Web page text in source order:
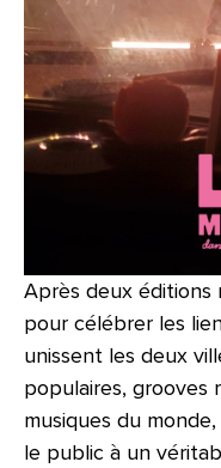
Après deux éditions
pour célébrer les
unissent les deux
populaires, grooves
musiques du
le public à un